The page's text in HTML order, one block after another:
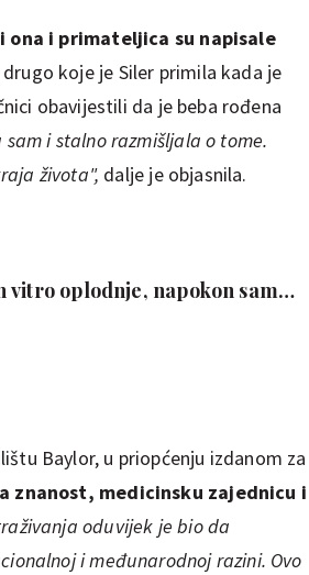
i primateljica su napisale
koje je Siler primila kada je
obavijestili da je beba rođena
sam i stalno razmišljala o tome.
života", dalje je objasnila.
vitro oplodnje, napokon sam
Baylor, u priopćenju izdanom za
znanost, medicinsku zajednicu i
oduvijek je bio da
i međunarodnoj razini. Ovo